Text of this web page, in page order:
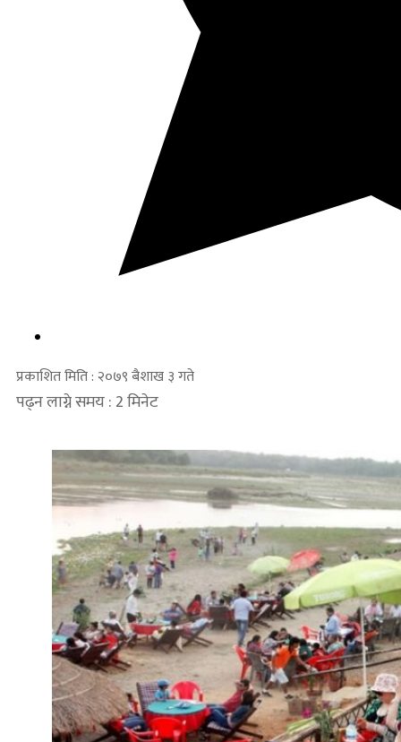
प्रकाशित मिति : २०७९ बैशाख ३ गते
पढ्न लाग्ने समय : 2 मिनेट